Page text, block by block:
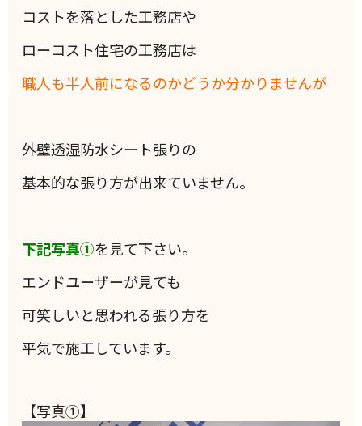
コストを落とした工務店や
ローコスト住宅の工務店は
職人も半人前になるのかどうか分かりませんが
外壁透湿防水シート張りの
基本的な張り方が出来ていません。
下記写真①を見て下さい。
エンドユーザーが見ても
可笑しいと思われる張り方を
平気で施工しています。
【写真①】